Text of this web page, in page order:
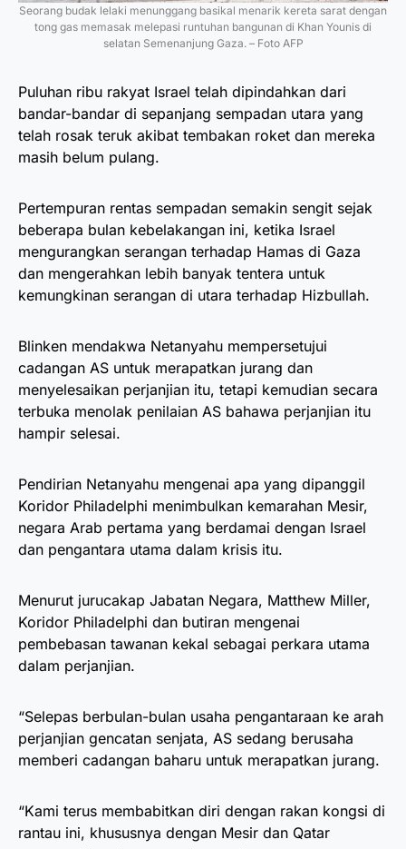
Seorang budak lelaki menunggang basikal menarik kereta sarat dengan
tong gas memasak melepasi runtuhan bangunan di Khan Younis di
selatan Semenanjung Gaza. – Foto AFP
Puluhan ribu rakyat Israel telah dipindahkan dari
bandar-bandar di sepanjang sempadan utara yang
telah rosak teruk akibat tembakan roket dan mereka
masih belum pulang.
Pertempuran rentas sempadan semakin sengit sejak
beberapa bulan kebelakangan ini, ketika Israel
mengurangkan serangan terhadap Hamas di Gaza
dan mengerahkan lebih banyak tentera untuk
kemungkinan serangan di utara terhadap Hizbullah.
Blinken mendakwa Netanyahu mempersetujui
cadangan AS untuk merapatkan jurang dan
menyelesaikan perjanjian itu, tetapi kemudian secara
terbuka menolak penilaian AS bahawa perjanjian itu
hampir selesai.
Pendirian Netanyahu mengenai apa yang dipanggil
Koridor Philadelphi menimbulkan kemarahan Mesir,
negara Arab pertama yang berdamai dengan Israel
dan pengantara utama dalam krisis itu.
Menurut jurucakap Jabatan Negara, Matthew Miller,
Koridor Philadelphi dan butiran mengenai
pembebasan tawanan kekal sebagai perkara utama
dalam perjanjian.
“Selepas berbulan-bulan usaha pengantaraan ke arah
perjanjian gencatan senjata, AS sedang berusaha
memberi cadangan baharu untuk merapatkan jurang.
“Kami terus membabitkan diri dengan rakan kongsi di
rantau ini, khususnya dengan Mesir dan Qatar